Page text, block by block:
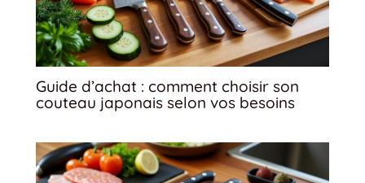
Guide d’achat : comment choisir son
couteau japonais selon vos besoins